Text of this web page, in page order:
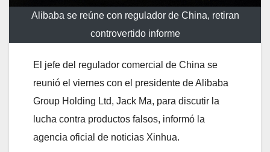
Alibaba se reúne con regulador de China, retiran
controvertido informe
El jefe del regulador comercial de China se
reunió el viernes con el presidente de Alibaba
Group Holding Ltd, Jack Ma, para discutir la
lucha contra productos falsos, informó la
agencia oficial de noticias Xinhua.